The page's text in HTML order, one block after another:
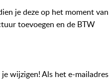
je deze op het moment van
toevoegen en de BTW
wijzigen! Als het e-mailadres